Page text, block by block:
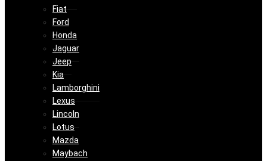
Fiat
Ford
Honda
Jaguar
Jeep
Kia
Lamborghini
Lexus
Lincoln
Lotus
Mazda
Maybach